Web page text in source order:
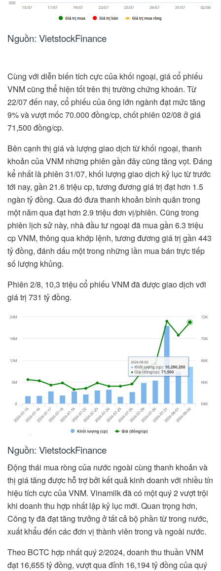
Nguồn: VietstockFinance
Cùng với diễn biến tích cực của khối ngoại, giá cổ phiếu
VNM cũng thể hiện tốt trên thị trường chứng khoán. Từ
22/07 đến nay, cổ phiếu của ông lớn ngành đạt mức tăng
9% và vượt mốc 70.000 đồng/cp, chốt phiên 02/08 ở giá
71,500 đồng/cp.
Bên cạnh thị giá và lượng giao dịch từ khối ngoại, thanh
khoản của VNM những phiên gần đây cũng tăng vọt. Đáng
kể nhất là phiên 31/07, khối lượng giao dịch kỷ lục từ trước
tới nay, gần 21.6 triệu cp, tương đương giá trị đạt hơn 1.5
ngàn tỷ đồng. Qua đó đưa thanh khoản bình quân trong
một năm qua đạt hơn 2.9 triệu đơn vị/phiên. Cũng trong
phiên lịch sử này, nhà đầu tư ngoại đã mua gần 6.3 triệu
cp VNM, thông qua khớp lệnh, tương đương giá trị gần 443
tỷ đồng, đánh dấu một trong những lần mua bán trực tiếp
số lượng khủng.
Phiên 2/8, 10,3 triệu cổ phiếu VNM đã được giao dịch với
giá trị 731 tỷ đồng.
Nguồn: VietstockFinance
Động thái mua ròng của nước ngoài cùng thanh khoản và
thị giá tăng được hỗ trợ bởi kết quả kinh doanh với nhiều tín
hiệu tích cực của VNM. Vinamilk đã có một quý 2 vượt trội
khi doanh thu hợp nhất lập kỷ lục mới. Quan trọng hơn,
Công ty đã đạt tăng trưởng ở tất cả bộ phần từ trong nước,
xuất khẩu đến các đơn vị thành viên trong và ngoài nước.
Theo BCTC hợp nhất quý 2/2024, doanh thu thuần VNM
đạt 16,655 tỷ đồng, vượt qua đỉnh 16,194 tỷ đồng của quý